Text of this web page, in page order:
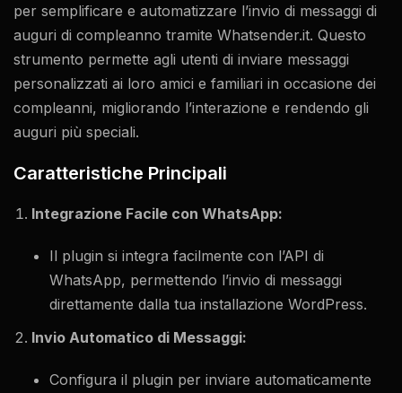
per semplificare e automatizzare l’invio di messaggi di
auguri di compleanno tramite Whatsender.it. Questo
strumento permette agli utenti di inviare messaggi
personalizzati ai loro amici e familiari in occasione dei
compleanni, migliorando l’interazione e rendendo gli
auguri più speciali.
Caratteristiche Principali
Integrazione Facile con WhatsApp:
Il plugin si integra facilmente con l’API di
WhatsApp, permettendo l’invio di messaggi
direttamente dalla tua installazione WordPress.
Invio Automatico di Messaggi:
Configura il plugin per inviare automaticamente